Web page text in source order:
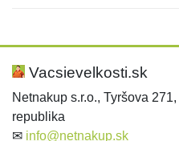
Hodnotenie:
Meno:*
Meno:
E-mail:*
Vacsievelkosti.sk
Netnakup s.r.o., Tyršova
republika
✉ info@netnakup.sk